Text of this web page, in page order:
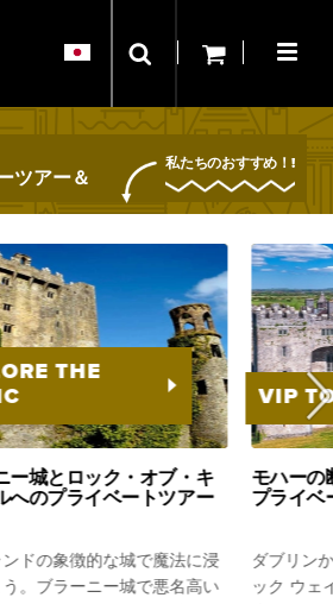
ツアー＆
私たちのおすすめ！!
THE
ー城とロック・オブ・キ
へのプライベートツアー
ドの象徴的な城で魔法に浸
。ブラーニー城で悪名高い
VIP
モハーの
プライベ
ダブリンか
ック ウェ